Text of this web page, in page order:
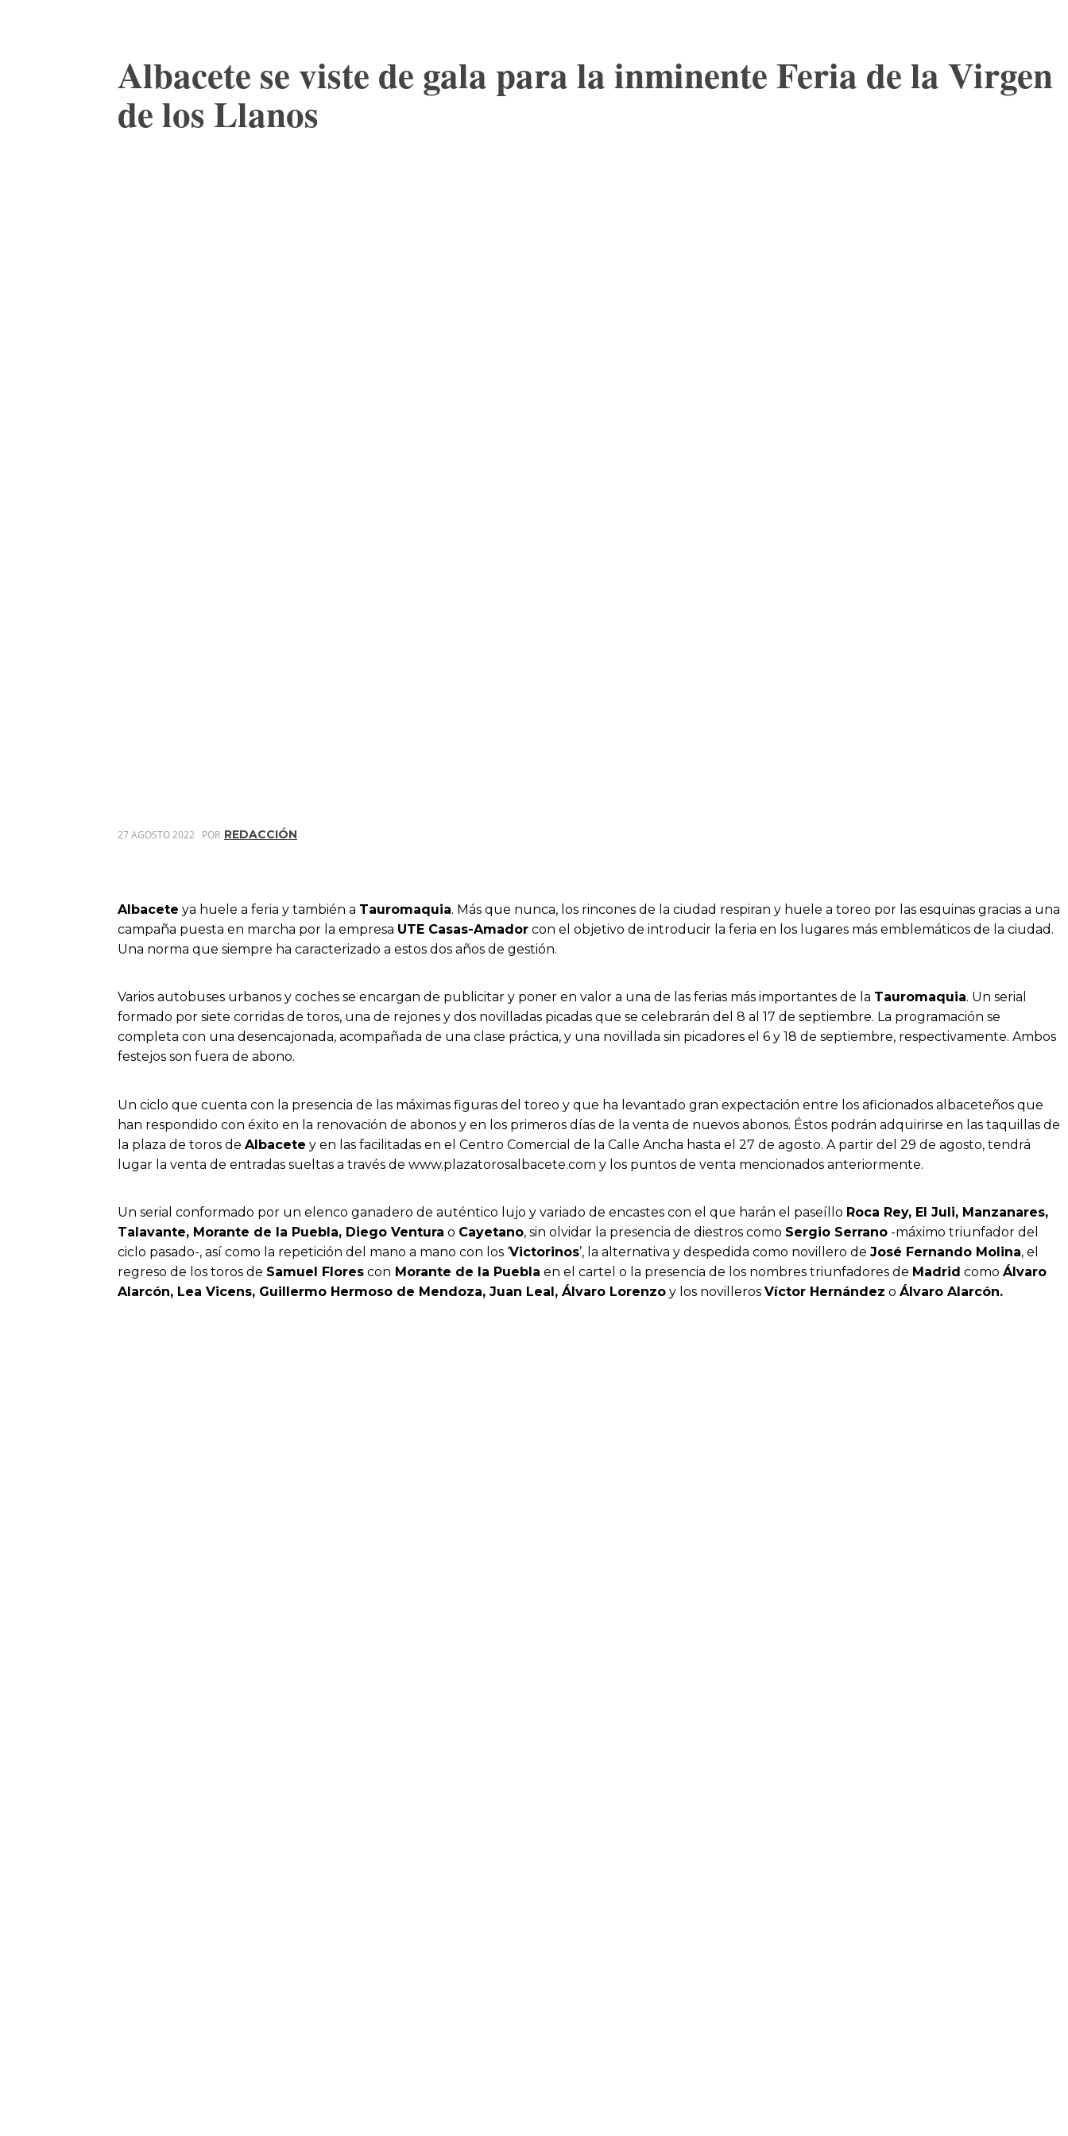
Albacete se viste de gala para la inminente Feria de la Virgen
de los Llanos
27 AGOSTO 2022 POR REDACCIÓN
Albacete ya huele a feria y también a Tauromaquia. Más que nunca, los rincones de la ciudad respiran y huele a toreo por las esquinas gracias a una
campaña puesta en marcha por la empresa UTE Casas-Amador con el objetivo de introducir la feria en los lugares más emblemáticos de la ciudad.
Una norma que siempre ha caracterizado a estos dos años de gestión.
Varios autobuses urbanos y coches se encargan de publicitar y poner en valor a una de las ferias más importantes de la Tauromaquia. Un serial
formado por siete corridas de toros, una de rejones y dos novilladas picadas que se celebrarán del 8 al 17 de septiembre. La programación se
completa con una desencajonada, acompañada de una clase práctica, y una novillada sin picadores el 6 y 18 de septiembre, respectivamente. Ambos
festejos son fuera de abono.
Un ciclo que cuenta con la presencia de las máximas figuras del toreo y que ha levantado gran expectación entre los aficionados albaceteños que
han respondido con éxito en la renovación de abonos y en los primeros días de la venta de nuevos abonos. Éstos podrán adquirirse en las taquillas de
la plaza de toros de Albacete y en las facilitadas en el Centro Comercial de la Calle Ancha hasta el 27 de agosto. A partir del 29 de agosto, tendrá
lugar la venta de entradas sueltas a través de www.plazatorosalbacete.com y los puntos de venta mencionados anteriormente.
Un serial conformado por un elenco ganadero de auténtico lujo y variado de encastes con el que harán el paseíllo Roca Rey, El Juli, Manzanares,
Talavante, Morante de la Puebla, Diego Ventura o Cayetano, sin olvidar la presencia de diestros como Sergio Serrano -máximo triunfador del
ciclo pasado-, así como la repetición del mano a mano con los ‘Victorinos’, la alternativa y despedida como novillero de José Fernando Molina, el
regreso de los toros de Samuel Flores con Morante de la Puebla en el cartel o la presencia de los nombres triunfadores de Madrid como Álvaro
Alarcón, Lea Vicens, Guillermo Hermoso de Mendoza, Juan Leal, Álvaro Lorenzo y los novilleros Víctor Hernández o Álvaro Alarcón.